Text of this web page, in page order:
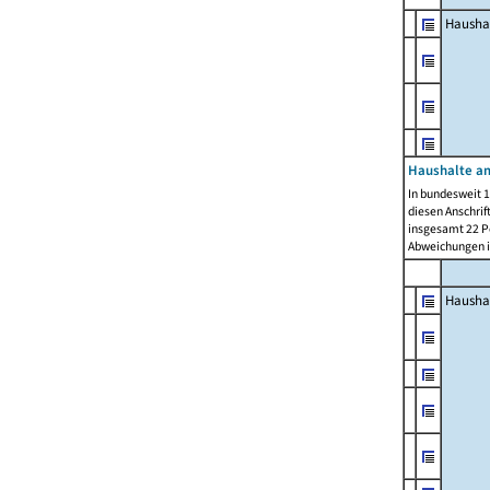
Haushalte
In bundesweit
diesen
insgesamt 22
Abweichungen